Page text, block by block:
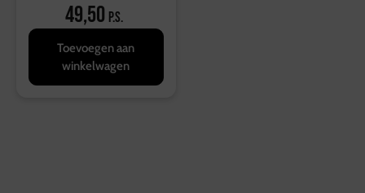
49,50 p.s.
Toevoegen aan
winkelwagen